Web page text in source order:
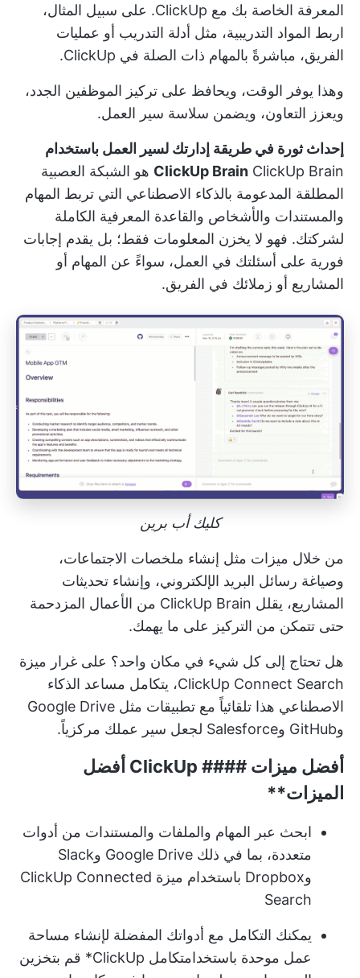
المعرفة الخاصة بك مع ClickUp. على سبيل المثال،
اربط المواد التدريبية، مثل أدلة التدريب أو عمليات
الفريق، مباشرةً بالمهام ذات الصلة في ClickUp.
وهذا يوفر الوقت، ويحافظ على تركيز الموظفين الجدد،
ويعزز التعاون، ويضمن سلاسة سير العمل.
إحداث ثورة في طريقة إدارتك لسير العمل باستخدام
ClickUp Brain ClickUp Brain
هو الشبكة العصبية
المطلقة المدعومة بالذكاء الاصطناعي التي تربط المهام
والمستندات والأشخاص والقاعدة المعرفية الكاملة
لشركتك. فهو لا يخزن المعلومات فقط؛ بل يقدم إجابات
فورية على أسئلتك في العمل، سواءً عن المهام أو
المشاريع أو زملائك في الفريق.
كليك أب برين
من خلال ميزات مثل إنشاء ملخصات الاجتماعات،
وصياغة رسائل البريد الإلكتروني، وإنشاء تحديثات
المشاريع، يقلل ClickUp Brain من الأعمال المزدحمة
حتى تتمكن من التركيز على ما يهمك.
هل تحتاج إلى كل شيء في مكان واحد؟ على غرار ميزة
ClickUp Connect Search، يتكامل مساعد الذكاء
الاصطناعي هذا تلقائياً مع تطبيقات مثل Google Drive
وGitHub وSalesforce لجعل سير عملك مركزياً.
أفضل ميزات ####
ClickUp أفضل
الميزات**
ابحث عبر المهام والملفات والمستندات من أدوات
متعددة، بما في ذلك Google Drive وSlack
وDropbox باستخدام ميزة ClickUp Connected
Search
يمكنك التكامل مع أدواتك المفضلة لإنشاء مساحة
عمل موحدة باستخدامتكامل ClickUp
* قم بتخزين